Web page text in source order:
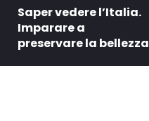
Saper vedere l’Italia.
Imparare a
preservare la bellezza